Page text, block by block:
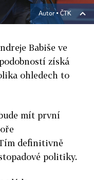
Autor ▪ ČTK
Babiše ve
získá
ohledech to
mít první
definitivně
politiky.